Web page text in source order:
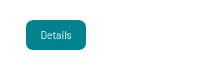
Details